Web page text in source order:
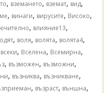
, вземането, вземат, вид,
, винаги, вирусите, Високо,
, влияние13,
, воля, волята, волята4,
всеки, Вселена, Всемирна,
, възможен, възможни,
, възниква, възникване,
, възраст, външна,